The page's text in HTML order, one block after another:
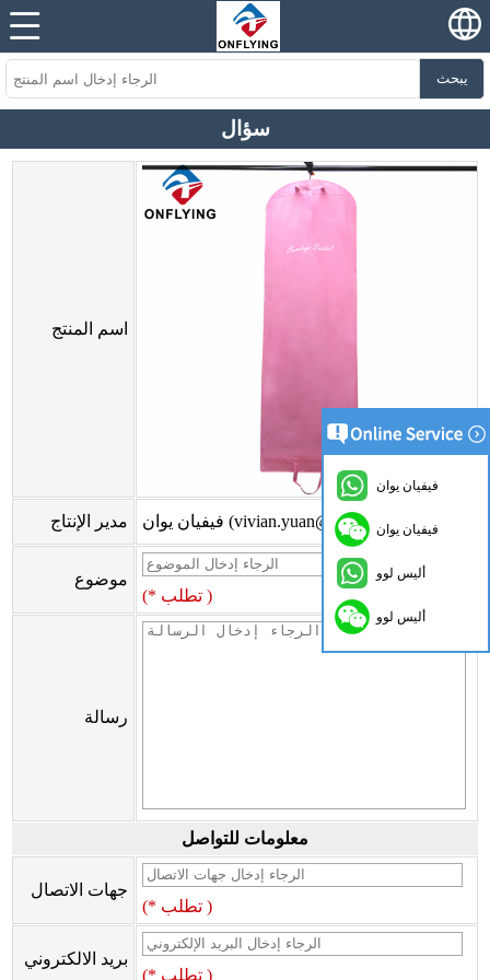
يبحث
سؤال
اسم المنتج
مدير الإنتاج فيفيان يوان (vivian.yuan@onflyingcn.com)
موضوع
(* تطلب )
رسالة
معلومات للتواصل
جهات الاتصال
(* تطلب )
بريد الالكتروني
(* تطلب )
فيفيان يوان
فيفيان يوان
أليس لوو
أليس لوو